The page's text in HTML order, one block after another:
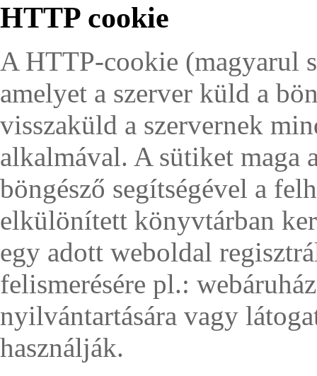
HTTP cookie
A HTTP-cookie (magyarul
amelyet a szerver küld a
visszaküld a szervernek
alkalmával. A sütiket maga
böngésző segítségével a
elkülönített könyvtárban
egy adott weboldal
felismerésére pl.:
nyilvántartására vagy
használják.